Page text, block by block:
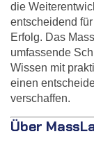
die
entscheidend
Erfolg. Das
umfassende
Wissen mit
einen
verschaffen.
Über